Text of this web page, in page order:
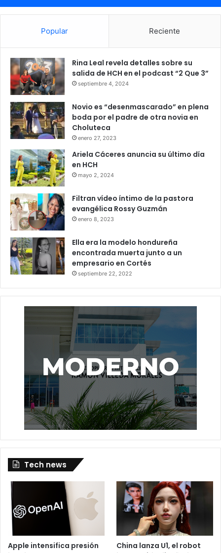
Popular Reciente
Rina Leal revela detalles sobre su
salida de HCH en el podcast “2 Que 3”
septiembre 4, 2024
Novio es “desenmascarado” en plena
boda por el padre de otra novia en
Choluteca
enero 27, 2023
Ariela Cáceres anuncia su último día
en HCH
mayo 2, 2024
Filtran vídeo íntimo de la pastora
evangélica Rossy Guzmán
enero 8, 2023
Ella era la modelo hondureña
encontrada muerta junto a un
empresario en Cortés
septiembre 22, 2022
Tech news
Apple intensifica presión
China lanza U1, el robot